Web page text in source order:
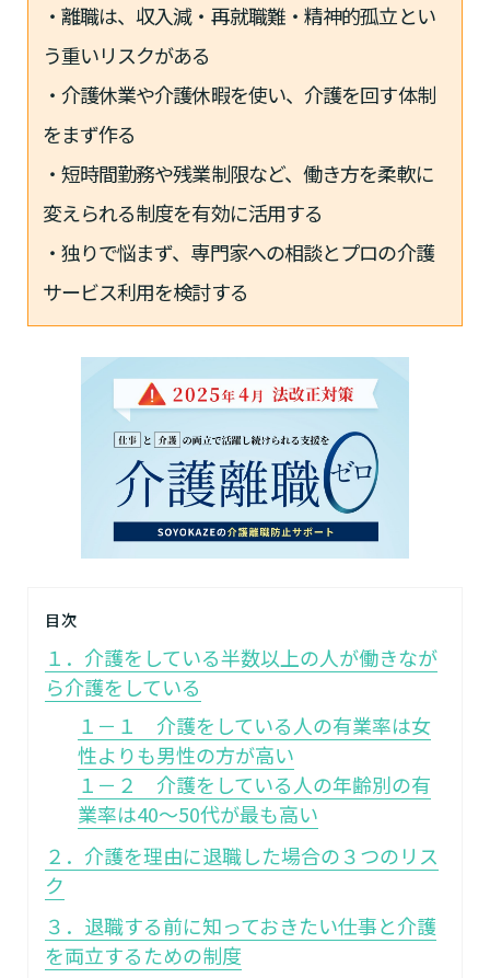
・離職は、収入減・再就職難・精神的孤立とい
う重いリスクがある
・介護休業や介護休暇を使い、介護を回す体制
をまず作る
・短時間勤務や残業制限など、働き方を柔軟に
変えられる制度を有効に活用する
・独りで悩まず、専門家への相談とプロの介護
サービス利用を検討する
目次
１．介護をしている半数以上の人が働きなが
ら介護をしている
１－１ 介護をしている人の有業率は女
性よりも男性の方が高い
１－２ 介護をしている人の年齢別の有
業率は40～50代が最も高い
２．介護を理由に退職した場合の３つのリス
ク
３．退職する前に知っておきたい仕事と介護
を両立するための制度